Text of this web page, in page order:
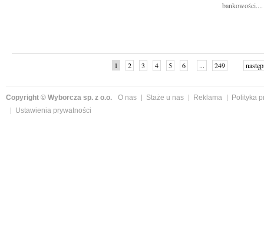
bankowości....
1 2 3 4 5 6 ... 249
Copyright © Wyborcza sp. z o.o. O nas Staże u nas Reklama
Polityka
Ustawienia prywatności